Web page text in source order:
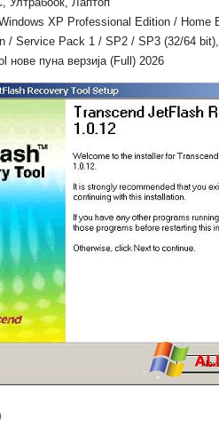
XP Professional Edition / Home
/ Service Pack 1 / SP2 / SP3 (32/64
нове пуна верзија (Full) 2026